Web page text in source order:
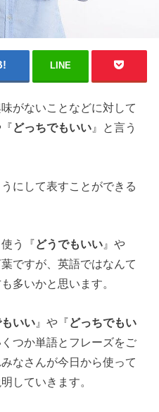
LINE
がないことなどに対して
どっちでもいい 』と言う
にして表すことができる
う『どうでもいい 』や
ですが、英語ではなんて
多いかと思います。
いい 』や『どっちでもい
つか単語とフレーズをご
なさんが今日から使って
していきます。